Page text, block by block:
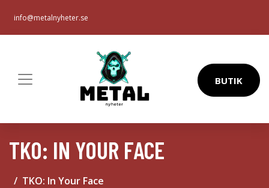
info@metalnyheter.se
BUTIK
TKO: IN YOUR FACE
TKO: In Your Face